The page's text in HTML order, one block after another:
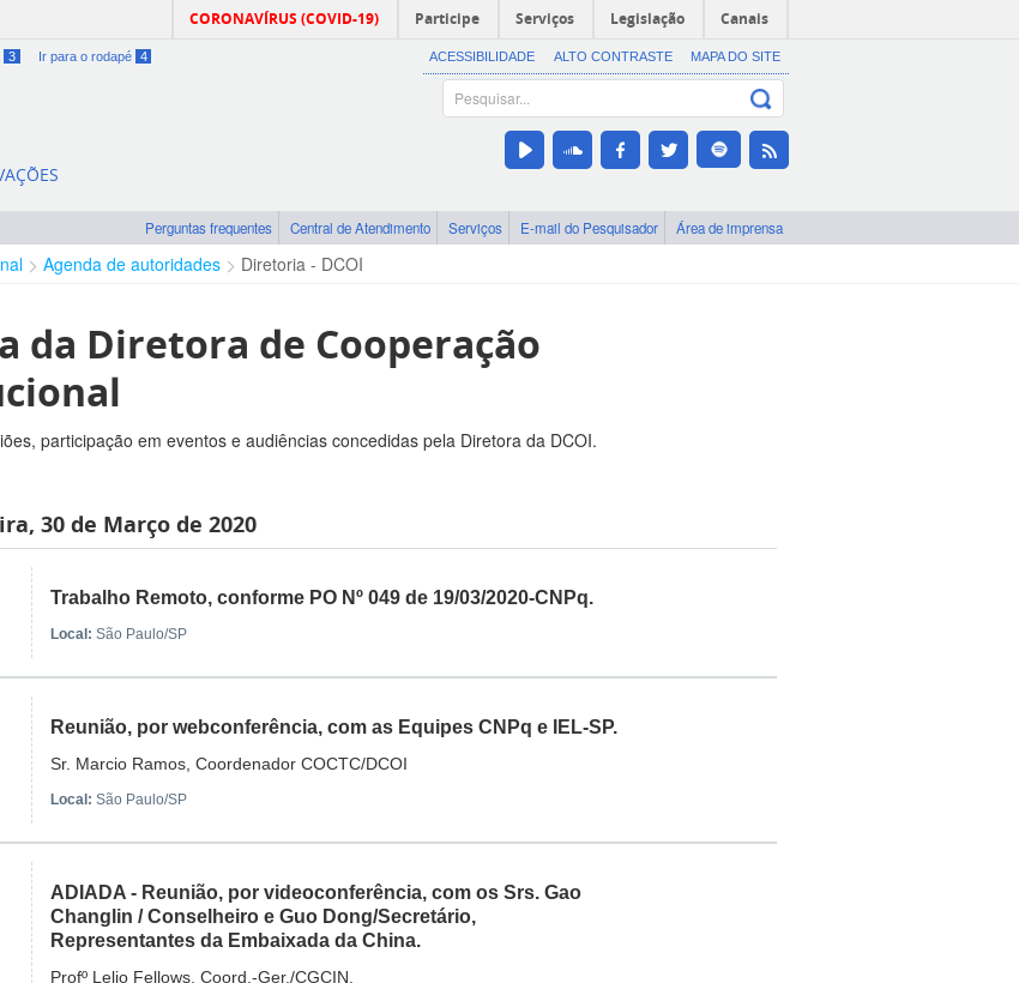
CORONAVÍRUS (COVID-19) Participe Serviços Legislação Canais
3 Ir para o rodapé 4 ACESSIBILIDADE ALTO CONTRASTE MAPA DO SITE
Perguntas frequentes Central de Atendimento Serviços E-mail do Pesquisador Área de imprensa
Agenda de autoridades Diretoria - DCOI
da Diretora de Cooperação
participação em eventos e audiências concedidas pela Diretora da DCOI.
30 de Março de 2020
Trabalho Remoto, conforme PO Nº 049 de 19/03/2020-CNPq.
Local:São Paulo/SP
Reunião, por webconferência, com as Equipes CNPq e IEL-SP.
Sr. Marcio Ramos, Coordenador COCTC/DCOI
Local:São Paulo/SP
ADIADA - Reunião, por videoconferência, com os Srs. Gao
Changlin / Conselheiro e Guo Dong/Secretário,
Representantes da Embaixada da China.
Profº Lelio Fellows, Coord.-Ger./CGCIN.